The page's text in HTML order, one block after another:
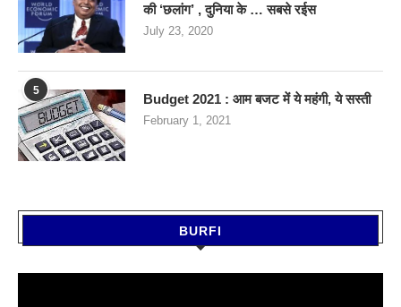
की ‘छलांग’ , दुनिया के … सबसे रईस
July 23, 2020
5
Budget 2021 : आम बजट में ये महंगी, ये सस्‍ती
February 1, 2021
BURFI